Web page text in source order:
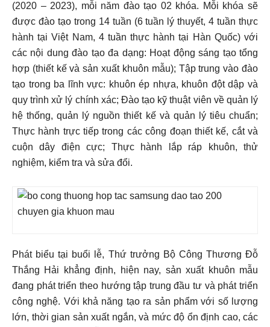
(2020 – 2023), mỗi năm đào tạo 02 khóa. Mỗi khóa sẽ
được đào tạo trong 14 tuần (6 tuần lý thuyết, 4 tuần thực
hành tại Việt Nam, 4 tuần thực hành tại Hàn Quốc) với
các nội dung đào tạo đa dạng: Hoạt động sáng tạo tổng
hợp (thiết kế và sản xuất khuôn mẫu); Tập trung vào đào
tạo trong ba lĩnh vực: khuôn ép nhựa, khuôn đột dập và
quy trình xử lý chính xác; Đào tạo kỹ thuật viên về quản lý
hệ thống, quản lý nguồn thiết kế và quản lý tiêu chuẩn;
Thực hành trực tiếp trong các công đoạn thiết kế, cắt và
cuộn dây điện cực; Thực hành lắp ráp khuôn, thử
nghiệm, kiểm tra và sửa đổi.
Phát biểu tại buổi lễ, Thứ trưởng Bộ Công Thương Đỗ
Thắng Hải khẳng định, hiện nay, sản xuất khuôn mẫu
đang phát triển theo hướng tập trung đầu tư và phát triển
công nghệ. Với khả năng tạo ra sản phẩm với số lượng
lớn, thời gian sản xuất ngắn, và mức độ ổn định cao, các